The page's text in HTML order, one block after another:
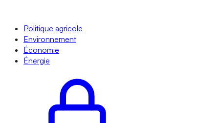
Politique agricole
Environnement
Économie
Énergie